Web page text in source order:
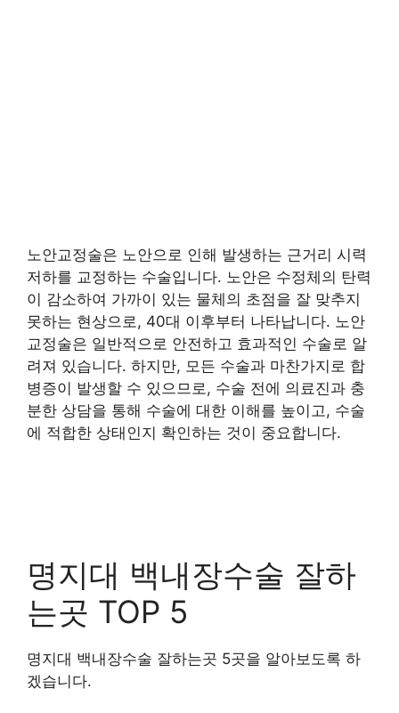
노안교정술은 노안으로 인해 발생하는 근거리 시력
저하를 교정하는 수술입니다. 노안은 수정체의 탄력
이 감소하여 가까이 있는 물체의 초점을 잘 맞추지
못하는 현상으로, 40대 이후부터 나타납니다. 노안
교정술은 일반적으로 안전하고 효과적인 수술로 알
려져 있습니다. 하지만, 모든 수술과 마찬가지로 합
병증이 발생할 수 있으므로, 수술 전에 의료진과 충
분한 상담을 통해 수술에 대한 이해를 높이고, 수술
에 적합한 상태인지 확인하는 것이 중요합니다.
명지대 백내장수술 잘하
는곳 TOP 5
명지대 백내장수술 잘하는곳 5곳을 알아보도록 하
겠습니다.